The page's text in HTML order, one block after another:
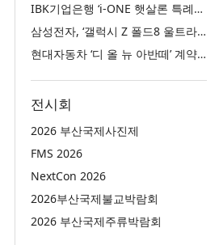
IBK기업은행 ‘i-ONE 햇살론 특례보증’ 출시
삼성전자, ‘갤럭시 Z 폴드8 울트라·폴드8·플립8’과 ‘갤럭시 워치 울트라2·워치9’ 국내 공식 출시
현대자동차 ‘디 올 뉴 아반떼’ 계약 첫날 1만 대 돌파
전시회
2026 부산국제사진제
FMS 2026
NextCon 2026
2026부산국제불교박람회
2026 부산국제주류박람회